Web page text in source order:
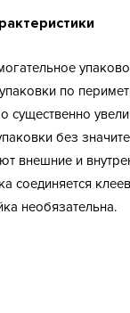
по
существенно
без
внешние и
соединяется
необязательна.